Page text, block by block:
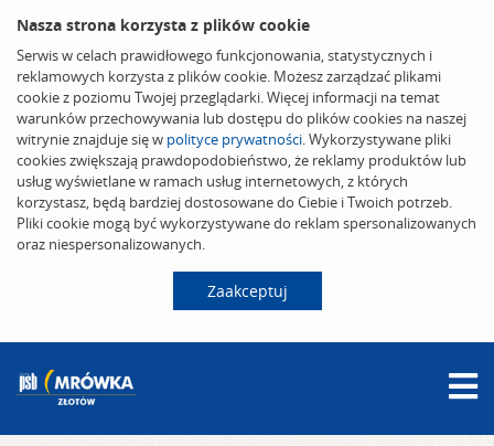
Nasza strona korzysta z plików cookie
Serwis w celach prawidłowego funkcjonowania, statystycznych i
reklamowych korzysta z plików cookie. Możesz zarządzać plikami
cookie z poziomu Twojej przeglądarki. Więcej informacji na temat
warunków przechowywania lub dostępu do plików cookies na naszej
witrynie znajduje się w polityce prywatności. Wykorzystywane pliki
cookies zwiększają prawdopodobieństwo, że reklamy produktów lub
usług wyświetlane w ramach usług internetowych, z których
korzystasz, będą bardziej dostosowane do Ciebie i Twoich potrzeb.
Pliki cookie mogą być wykorzystywane do reklam spersonalizowanych
oraz niespersonalizowanych.
Zaakceptuj